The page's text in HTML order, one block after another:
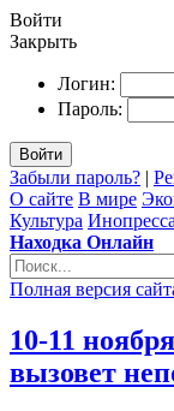
Войти
Закрыть
Логин:
Пароль:
Войти
Забыли пароль? |
О сайте В мире
Культура Инопресса
Находка Онлайн
Полная версия
10-11
вызовет